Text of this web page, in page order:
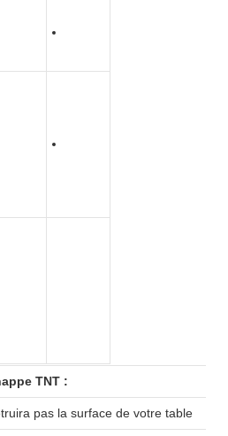
TNT :
pas la surface de votre table